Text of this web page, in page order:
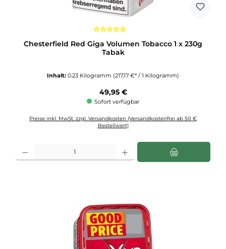
Chesterfield Red Giga Volumen Tobacco 1 x 230g
Tabak
Inhalt: 0.23 Kilogramm (217,17 €* / 1 Kilogramm)
Regulärer Preis:
49,95 €
Sofort verfügbar
Preise inkl. MwSt. zzgl. Versandkosten (Versandkostenfrei ab 50 €
Bestellwert)